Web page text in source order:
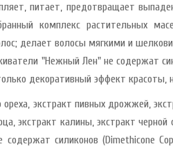
питает, предотвращает
комплекс растительных
делает волосы мягкими и
"Нежный Лен" не содержат
декоративный эффект красоты,
экстракт пивных дрожжей,
экстракт калины, экстракт
силиконов (Dimethicone